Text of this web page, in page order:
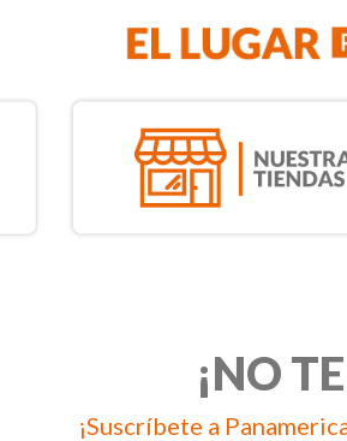
¡NO
¡Suscríbete a